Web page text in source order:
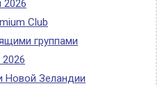
2026
Club
группами
Новой Зеландии